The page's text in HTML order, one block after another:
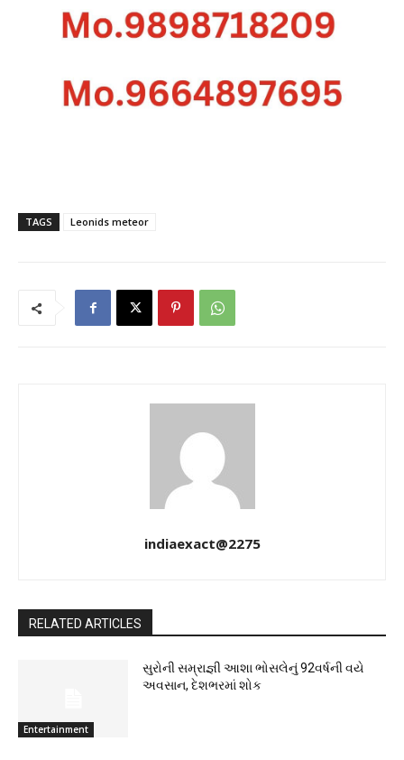
TAGS Leonids meteor
indiaexact@2275
RELATED ARTICLES
Entertainment
સુરોની સમ્રાજ્ઞી આશા ભોસલેનું 92વર્ષની વયે
અવસાન, દેશભરમાં શોક